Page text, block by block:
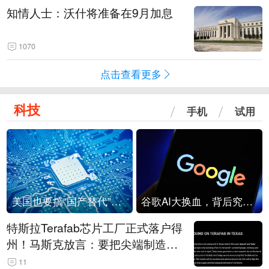
知情人士：沃什将准备在9月加息
1070
点击查看更多
科技 手机 试用
美国也要搞“国产替代”？先算清三笔账 谷歌AI大换血，背后究竟发生了什么？
特斯拉Terafab芯片工厂正式落户得
州！马斯克放言：要把尖端制造带
回美国
11